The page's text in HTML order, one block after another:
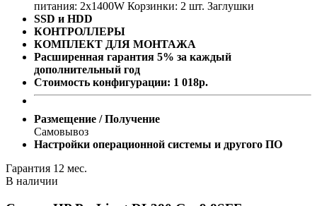
питания: 2x1400W Корзинки: 2 шт. Заглушки
SSD и HDD
КОНТРОЛЛЕРЫ
КОМПЛЕКТ ДЛЯ МОНТАЖА
Расширенная гарантия 5% за каждый
дополнительный год
Стоимость конфигурации: 1 018р.
Размещение / Получение
Самовывоз
Настройки операционной системы и другого ПО
Гарантия 12 мес.
В наличии